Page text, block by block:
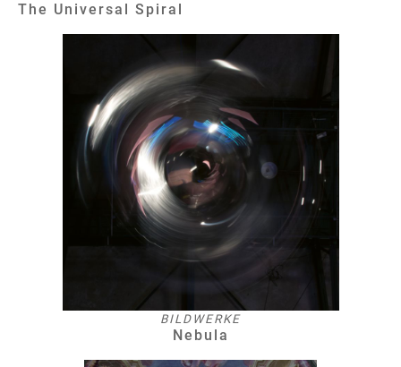
The Universal Spiral
BILDWERKE
Nebula